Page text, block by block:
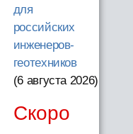
для
российских
инженеров-
геотехников
(6 августа 2026)
Скоро